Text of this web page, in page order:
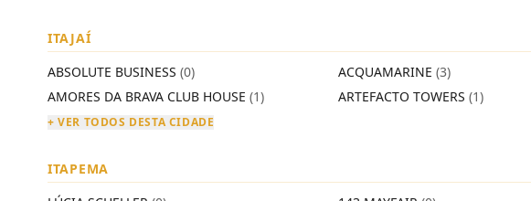
ITAJAÍ
ABSOLUTE BUSINESS (0) ACQUAMARINE (3)
AMORES DA BRAVA CLUB HOUSE (1) ARTEFACTO TOWERS (1)
+ VER TODOS DESTA CIDADE
ITAPEMA